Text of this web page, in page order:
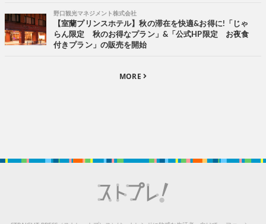
野口観光マネジメント株式会社
【室蘭プリンスホテル】秋の滞在を快適&お得に!「じゃ
らん限定 秋のお得なプラン」&「公式HP限定 お夜食
付きプラン」の販売を開始
MORE